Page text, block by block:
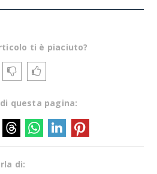
ti è piaciuto?
questa pagina:
di: